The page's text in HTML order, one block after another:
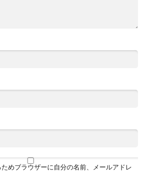
めブラウザーに自分の名前、メールアドレ